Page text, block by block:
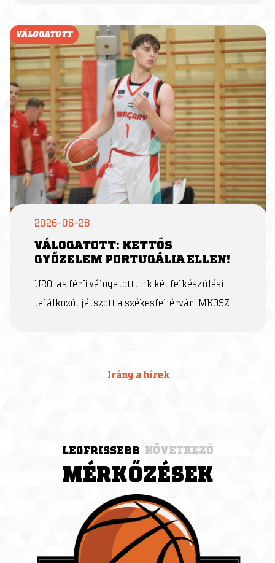
VÁLOGATOTT
2026-06-28
VÁLOGATOTT: KETTŐS
GYŐZELEM PORTUGÁLIA ELLEN!
U20-as férfi válogatottunk két felkészülési
találkozót játszott a székesfehérvári MKOSZ
Irány a hírek
LEGFRISSEBB KÖVETKEZŐ
MÉRKŐZÉSEK